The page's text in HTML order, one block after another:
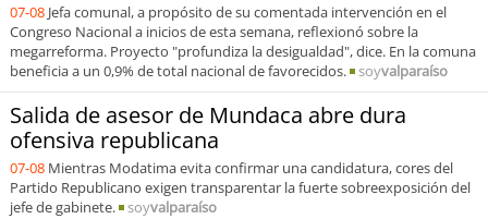
07-08 Jefa comunal, a propósito de su comentada intervención en el
Congreso Nacional a inicios de esta semana, reflexionó sobre la
megarreforma. Proyecto "profundiza la desigualdad", dice. En la comuna
beneficia a un 0,9% de total nacional de favorecidos.
soyvalparaíso
Salida de asesor de Mundaca abre dura
ofensiva republicana
07-08 Mientras Modatima evita confirmar una candidatura, cores del
Partido Republicano exigen transparentar la fuerte sobreexposición del
jefe de gabinete.
soyvalparaíso